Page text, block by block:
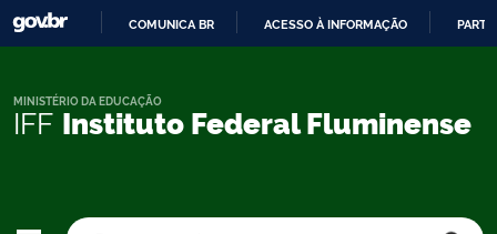
CONTEÚDO
COMUNICA BR ACESSO À INFORMAÇÃO
IFF Instituto Federal Fluminense
MINISTÉRIO DA EDUCAÇÃO